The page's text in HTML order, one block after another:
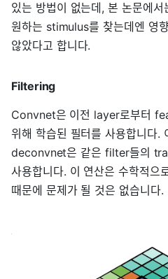
있는 방법이 없는데, 본 논문에
원하는 stimulus를 찾는데엔 영
않았다고 합니다.
Filtering
Convnet은 이전 layer로부터
위해 학습된 필터를 사용합니다.
deconvnet은 같은 filter들의
사용합니다. 이 연산은 수학적으
때문에 문제가 될 것은 없습니다.